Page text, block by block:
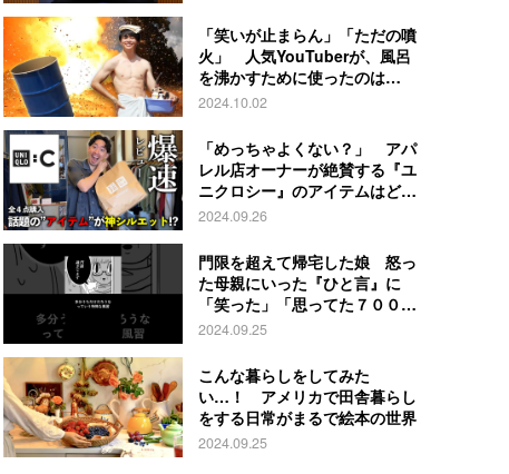
「笑いが止まらん」「ただの噴
火」 人気YouTuberが、風呂
を沸かすために使ったのは…
2024.10.02
「めっちゃよくない？」 アパ
レル店オーナーが絶賛する『ユ
ニクロシー』のアイテムはど
れ？
2024.09.26
門限を超えて帰宅した娘 怒っ
た母親にいった『ひと言』に
「笑った」「思ってた７００倍
特殊」
2024.09.25
こんな暮らしをしてみた
い…！ アメリカで田舎暮らし
をする日常がまるで絵本の世界
2024.09.25